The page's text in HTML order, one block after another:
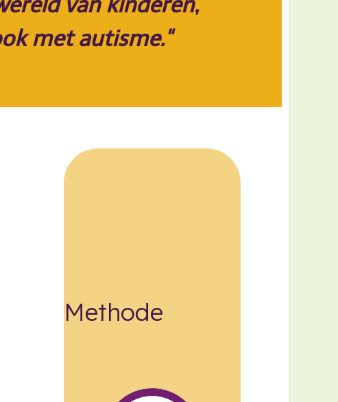
met autisme."
Methode